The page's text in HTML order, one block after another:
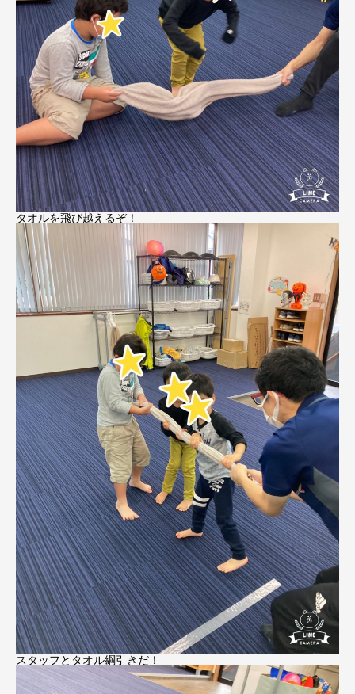
タオルを飛び越えるぞ！
スタッフとタオル綱引きだ！